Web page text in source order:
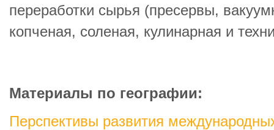
переработки сырья (пресервы,
копченая, соленая, кулинарная и
Материалы по географии:
Перспективы развития